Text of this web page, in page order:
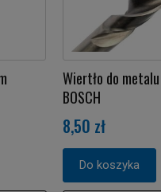
Wiertło do
BOSCH
8,50 zł
Do koszyka